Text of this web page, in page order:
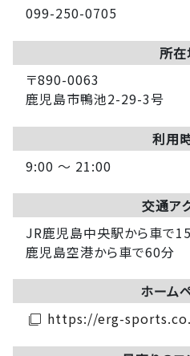
099-250-0705
所在
〒890-0063
鹿児島市鴨池2-29-3号
利用
9:00 ～ 21:00
交通ア
JR鹿児島中央駅から車で
鹿児島空港から車で60分
ホーム
filter_none https://erg-